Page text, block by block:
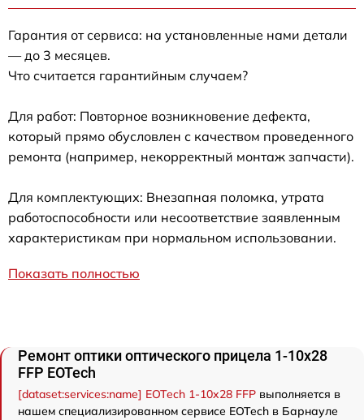
Гарантия от сервиса: на установленные нами детали
— до 3 месяцев.
Что считается гарантийным случаем?
Для работ: Повторное возникновение дефекта,
который прямо обусловлен с качеством проведенного
ремонта (например, некорректный монтаж запчасти).
Для комплектующих: Внезапная поломка, утрата
работоспособности или несоответствие заявленным
характеристикам при нормальном использовании.
Показать полностью
Ремонт оптики оптического прицела 1-10x28
FFP EOTech
[dataset:services:name] EOTech 1-10x28 FFP выполняется в
нашем специализированном сервисе EOTech в Барнауле